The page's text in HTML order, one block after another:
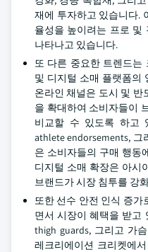
재에 투자하고 있습니다.
율성을 높이려는 프로 및
나타나고 있습니다.
또 다른 중요한 트렌드는
및 디지털 소매 플랫폼의
온라인 채널은 도시 및 반
을 확대하여 소비자들이
비교할 수 있도록 하고
athlete endorsements, 그
은 소비자들의 구매 행동
디지털 소매 확장은 아시
브랜드가 시장 침투를 강
또한 선수 안전 인식 증가
면서 시장이 혜택을 받고
thigh guards, 그리고 가
레크리에이션 크리켓에